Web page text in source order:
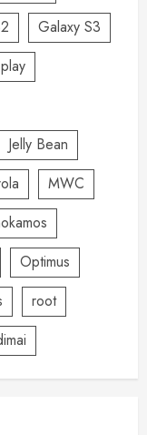
Galaxy S3
Jelly Bean
MWC
Optimus
root